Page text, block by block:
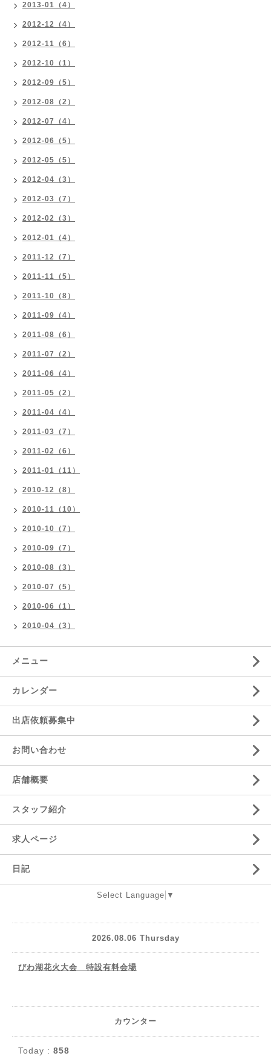
2013-01（4）
2012-12（4）
2012-11（6）
2012-10（1）
2012-09（5）
2012-08（2）
2012-07（4）
2012-06（5）
2012-05（5）
2012-04（3）
2012-03（7）
2012-02（3）
2012-01（4）
2011-12（7）
2011-11（5）
2011-10（8）
2011-09（4）
2011-08（6）
2011-07（2）
2011-06（4）
2011-05（2）
2011-04（4）
2011-03（7）
2011-02（6）
2011-01（11）
2010-12（8）
2010-11（10）
2010-10（7）
2010-09（7）
2010-08（3）
2010-07（5）
2010-06（1）
2010-04（3）
メニュー
カレンダー
出店依頼募集中
お問い合わせ
店舗概要
スタッフ紹介
求人ページ
日記
Select Language ▼
2026.08.06 Thursday
びわ湖花火大会 特設有料会場
カウンター
Today : 858